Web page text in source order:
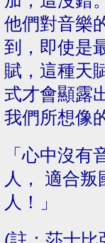
他們對音樂
到，即使是
賦，這種天
式才會顯露
我們所想像
「心中沒
人， 適合
人！」